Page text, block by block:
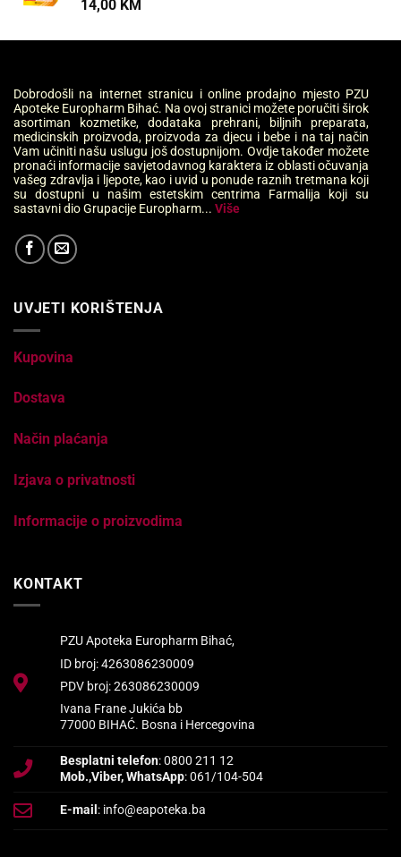
14,00 KM
Dobrodošli na internet stranicu i online prodajno mjesto PZU
Apoteke Europharm Bihać. Na ovoj stranici možete poručiti širok
asortiman kozmetike, dodataka prehrani, biljnih preparata,
medicinskih proizvoda, proizvoda za djecu i bebe i na taj način
Vam učiniti našu uslugu još dostupnijom. Ovdje također možete
pronaći informacije savjetodavnog karaktera iz oblasti očuvanja
vašeg zdravlja i ljepote, kao i uvid u ponude raznih tretmana koji
su dostupni u našim estetskim centrima Farmalija koji su
sastavni dio Grupacije Europharm... Više
UVJETI KORIŠTENJA
Kupovina
Dostava
Način plaćanja
Izjava o privatnosti
Informacije o proizvodima
KONTAKT
PZU Apoteka Europharm Bihać,
ID broj: 4263086230009
PDV broj: 263086230009
Ivana Frane Jukića bb
77000 BIHAĆ. Bosna i Hercegovina
Besplatni telefon: 0800 211 12
Mob.,Viber, WhatsApp: 061/104-504
E-mail : info@eapoteka.ba